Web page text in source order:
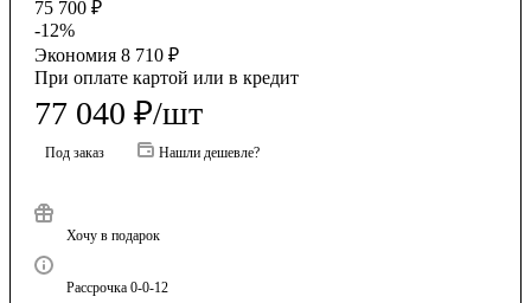
75 700 ₽
-12%
Экономия 8 710 ₽
При оплате картой или в кредит
77 040 ₽/шт
Под заказ Нашли дешевле?
Хочу в подарок
Рассрочка 0-0-12